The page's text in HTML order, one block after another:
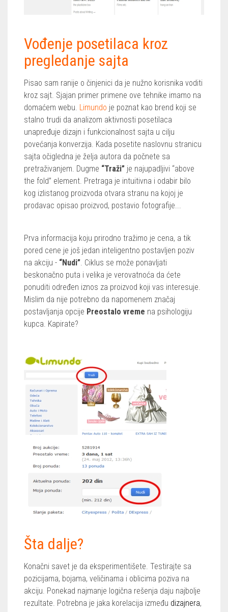
Vođenje posetilaca kroz
pregledanje sajta
Pisao sam ranije o činjenici da je nužno korisnika voditi
kroz sajt. Sjajan primer primene ove tehnike imamo na
domaćem webu. Limundo je poznat kao brend koji se
stalno trudi da analizom aktivnosti posetilaca
unapređuje dizajn i funkcionalnost sajta u cilju
povećanja konverzija. Kada posetite naslovnu stranicu
sajta očigledna je želja autora da počnete sa
pretraživanjem. Dugme “Traži” je najupadljivi “above
the fold” element. Pretraga je intuitivna i odabir bilo
kog izlistanog proizvoda otvara stranu na kojoj je
prodavac opisao proizvod, postavio fotografije...
Prva informacija koju prirodno tražimo je cena, a tik
pored cene je još jedan inteligentno postavljen poziv
na akciju - “Nudi”. Ciklus se može ponavljati
beskonačno puta i velika je verovatnoća da ćete
ponuditi određen iznos za proizvod koji vas interesuje.
Mislim da nije potrebno da napomenem značaj
postavljanja opcije Preostalo vreme na psihologiju
kupca. Kapirate?
Šta dalje?
Konačni savet je da eksperimentišete. Testirajte sa
pozicijama, bojama, veličinama i oblicima poziva na
akciju. Ponekad najmanje logična rešenja daju najbolje
rezultate. Potrebna je jaka korelacija između dizajnera,